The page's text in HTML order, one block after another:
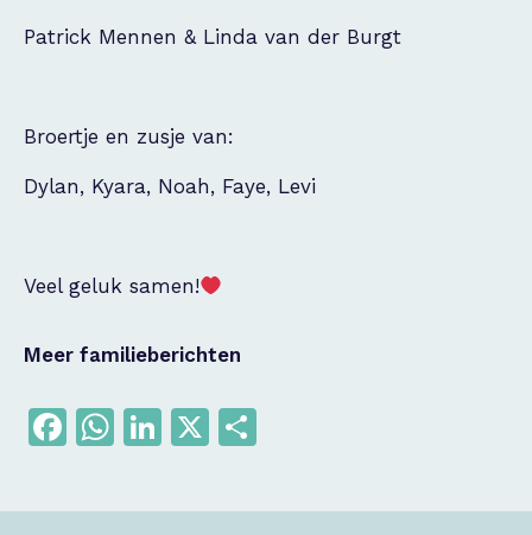
Patrick Mennen & Linda van der Burgt
Broertje en zusje van:
Dylan, Kyara, Noah, Faye, Levi
Veel geluk samen!
Meer familieberichten
Facebook
WhatsApp
LinkedIn
X